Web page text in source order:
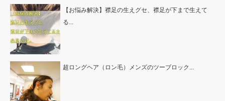
【お悩み解決】襟足の生えグセ、襟足が下まで生えて
る...
超ロングヘア（ロン毛）メンズのツーブロック...